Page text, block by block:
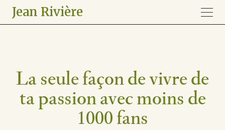
Jean Rivière
La seule façon de vivre de
ta passion avec moins de
1000 fans